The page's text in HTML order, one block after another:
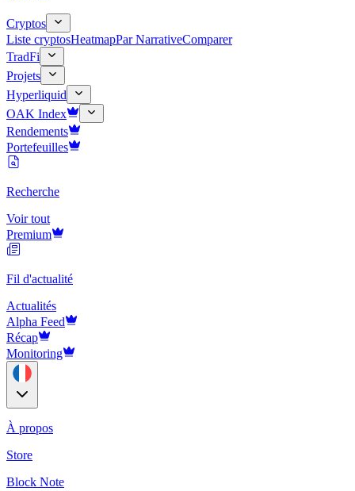
Cryptos
Liste cryptosHeatmapPar NarrativeComparer
TradFi
Projets
Hyperliquid
OAK Index
Rendements
Portefeuilles
Recherche
Voir tout
Premium
Fil d'actualité
Actualités
Alpha Feed
Récap
Monitoring
À propos
Store
Block Note